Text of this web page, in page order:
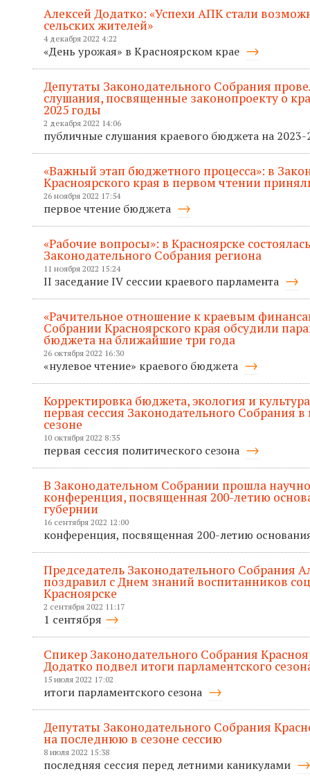
Алексей Додатко: «Успехи АПК стали
сельских жителей»
4 декабря 2022 4:22
«День урожая» в Красноярском крае
Депутаты Законодательного Собрания
слушания, посвященные законопроекту о
2025 годы
2 декабря 2022 14:06
публичные слушания краевого бюджета на
«Важный этап бюджетного процесса»: в
Красноярского края в первом чтении
26 ноября 2022 17:54
первое чтение бюджета
«Рабочие вопросы»: в Красноярске
Законодательного Собрания региона
11 ноября 2022 15:24
II заседание IV сессии краевого парламента
«Рачительное отношение к краевым
Собрании Красноярского края обсудили
бюджета на ближайшие три года
26 октября 2022 16:30
«нулевое чтение» краевого бюджета
Корректировка бюджета, экология и
первая сессия Законодательного Собрания
сезоне
10 октября 2022 8:35
первая сессия политического сезона
В Законодательном Собрании прошла
конференция, посвященная 200-летию
губернии
16 сентября 2022 12:00
конференция, посвященная 200-летию
Председатель Законодательного Собрания
поздравил с Днем знаний воспитанников
Красноярске
2 сентября 2022 11:17
1 сентября
Спикер Законодательного Собрания
Додатко подвел итоги парламентского
15 июля 2022 17:02
итоги парламентского сезона
Депутаты Законодательного Собрания
на последнюю в сезоне сессию
8 июля 2022 15:38
последняя сессия перед летними каникулами